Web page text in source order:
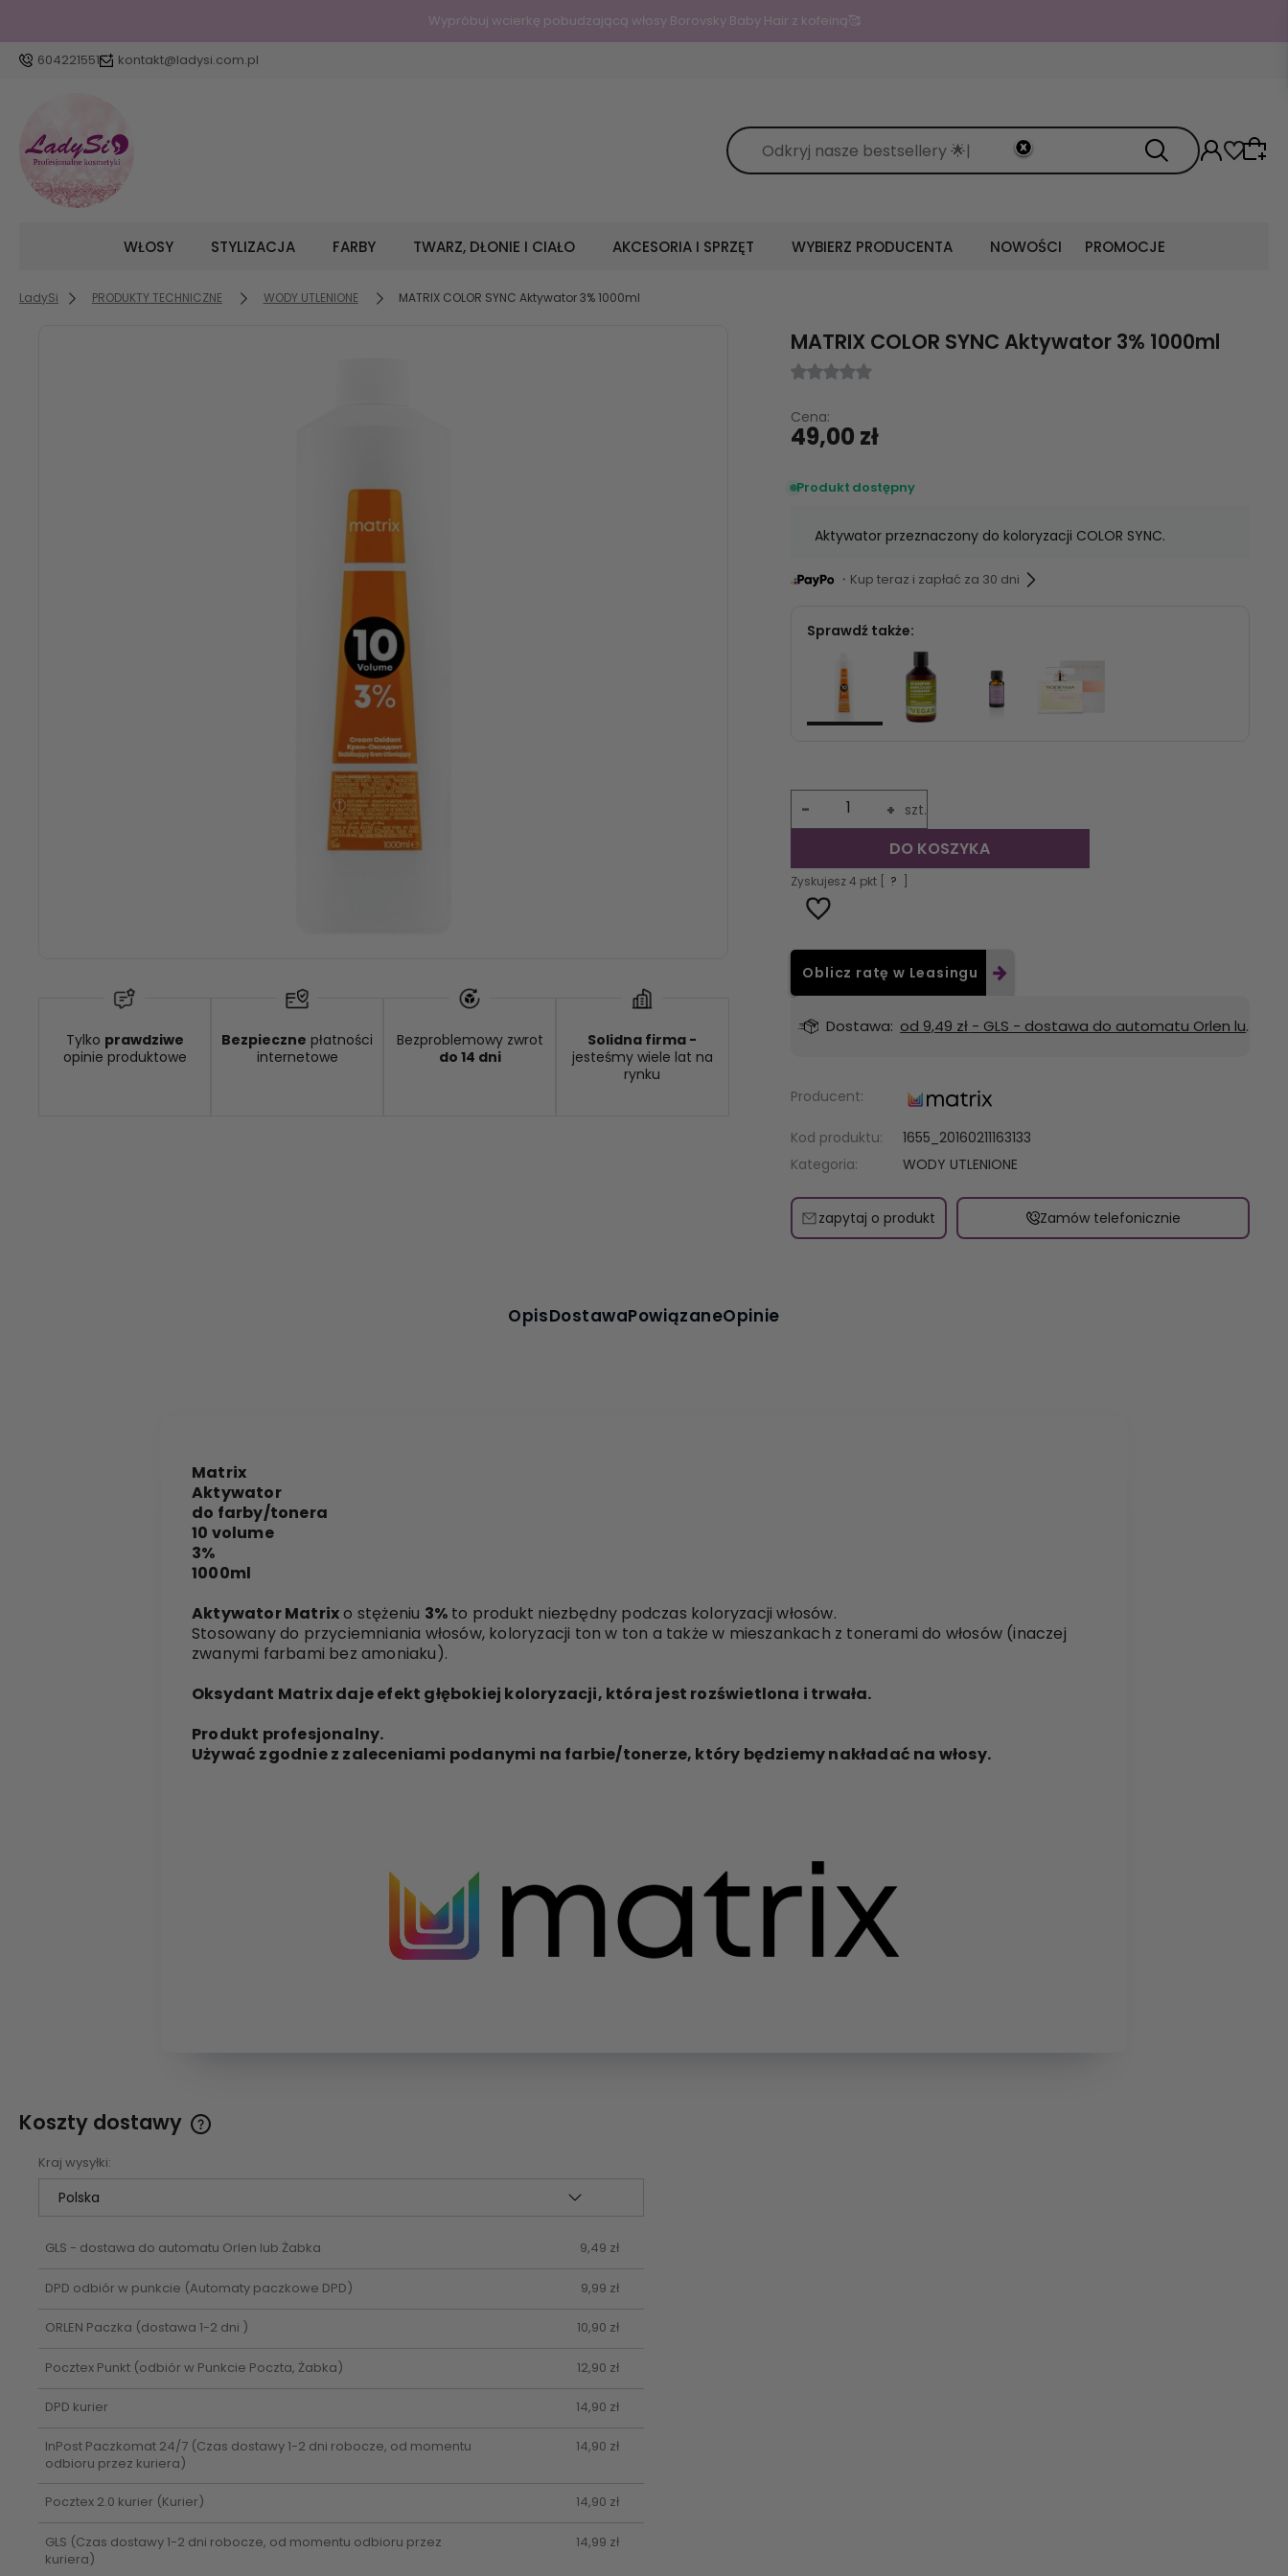
Wypróbuj wcierkę pobudzającą włosy Borovsky Baby Hair z kofeiną🥰
604221551 kontakt@ladysi.com.pl
WŁOSY STYLIZACJA FARBY TWARZ, DŁONIE I CIAŁO AKCESORIA I SPRZĘT WYBIERZ PRODUCENTA NOWOŚCI PROMOCJE
LadySi PRODUKTY TECHNICZNE WODY UTLENIONE MATRIX COLOR SYNC Aktywator 3% 1000ml
Tylko prawdziwe
opinie produktowe
Bezpieczne płatności
internetowe
Bezproblemowy zwrot
do 14 dni
Solidna firma -
jesteśmy wiele lat na
rynku
MATRIX COLOR SYNC Aktywator 3% 1000ml
Cena:
49,00 zł
Produkt dostępny
Aktywator przeznaczony do koloryzacji COLOR SYNC.
・Kup teraz i zapłać za 30 dni
Sprawdź także:
+
- szt.
DO KOSZYKA
Zyskujesz4 pkt [ ?
Oblicz ratę w Leasingu
Dostawa: od 9,49 zł - GLS - dostawa do automatu Orlen lub Żabka
Producent:
Kod produktu:
1655_20160211163133
Kategoria:
WODY UTLENIONE
zapytaj o produkt Zamów telefonicznie
OpisDostawaPowiązaneOpinie
Matrix
Aktywator
do farby/tonera
10 volume
3%
1000ml
Aktywator Matrixo stężeniu 3% to produkt niezbędny podczas koloryzacji włosów.
Stosowany do przyciemniania włosów, koloryzacji ton w ton a także w mieszankach z tonerami do włosów (inaczej
zwanymi farbami bez amoniaku).
Oksydant Matrix daje efekt głębokiej koloryzacji, która jest rozświetlona i trwała.
Produkt profesjonalny.
Używać zgodnie z zaleceniami podanymi na farbie/tonerze, który będziemy nakładać na włosy.
Koszty dostawy
Kraj wysyłki:
GLS - dostawa do automatu Orlen lub Żabka 9,49 zł
DPD odbiór w punkcie (Automaty paczkowe DPD) 9,99 zł
ORLEN Paczka (dostawa 1-2 dni ) 10,90 zł
Pocztex Punkt (odbiór w Punkcie Poczta, Żabka) 12,90 zł
DPD kurier 14,90 zł
InPost Paczkomat 24/7(Czas dostawy 1-2 dni robocze, od momentu
odbioru przez kuriera)
14,90 zł
Pocztex 2.0 kurier (Kurier) 14,90 zł
GLS (Czas dostawy 1-2 dni robocze, od momentu odbioru przez
kuriera)
14,99 zł